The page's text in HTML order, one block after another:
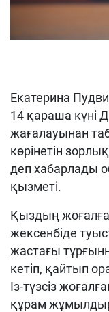
Екатерина
14 қараша күні
жағалауынан
көрінетін
деп хабарлады
қызметі.
Қыздың
жексенбіде
жастағы
кетіп, қайтып
Із-түзсіз
құрам